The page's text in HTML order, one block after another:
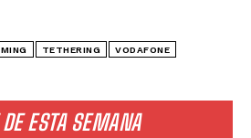
ESTA SEMANA
TETHERING VODAFONE